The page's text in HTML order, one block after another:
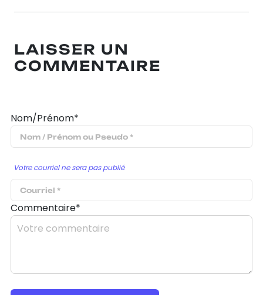
LAISSER UN
COMMENTAIRE
Nom/Prénom*
Votre courriel ne sera pas publié
Commentaire*